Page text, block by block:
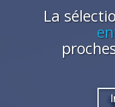
La